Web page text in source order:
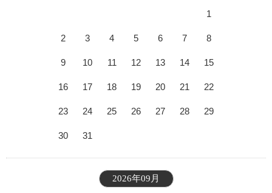
1
2 3 4 5 6 7 8
9 10 11 12 13 14 15
16 17 18 19 20 21 22
23 24 25 26 27 28 29
30 31
2026年09月